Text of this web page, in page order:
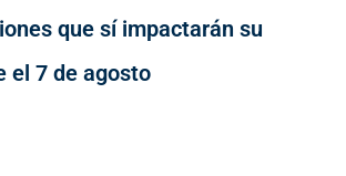
que sí impactarán su
el 7 de agosto